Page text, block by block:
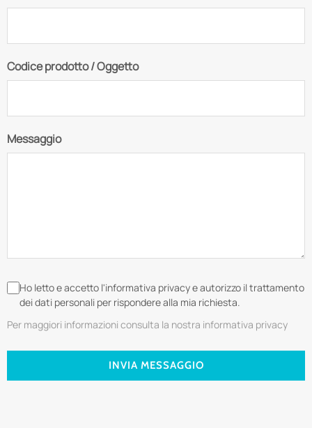
Codice prodotto / Oggetto
Messaggio
Ho letto e accetto l'informativa privacy e autorizzo il trattamento
dei dati personali per rispondere alla mia richiesta.
Per maggiori informazioni consulta la nostra informativa privacy
INVIA MESSAGGIO